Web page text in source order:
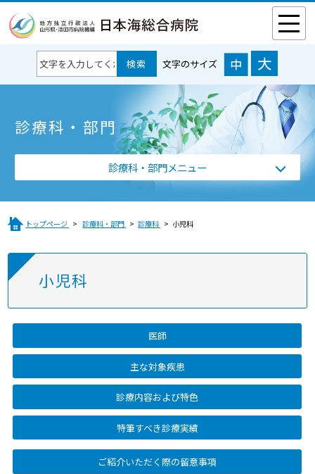
文字のサイズ
診療科・部門
診療科・部門メニュー
トップページ 診療科・部門 診療科 小児科
小児科
医師
主な対象疾患
診療内容および特色
特筆すべき診療実績
ご紹介いただく際の留意事項